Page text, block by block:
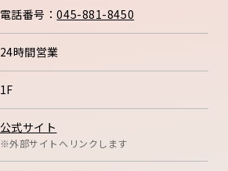
電話番号：045-881-8450
24時間営業
1F
公式サイト
※外部サイトへリンクします